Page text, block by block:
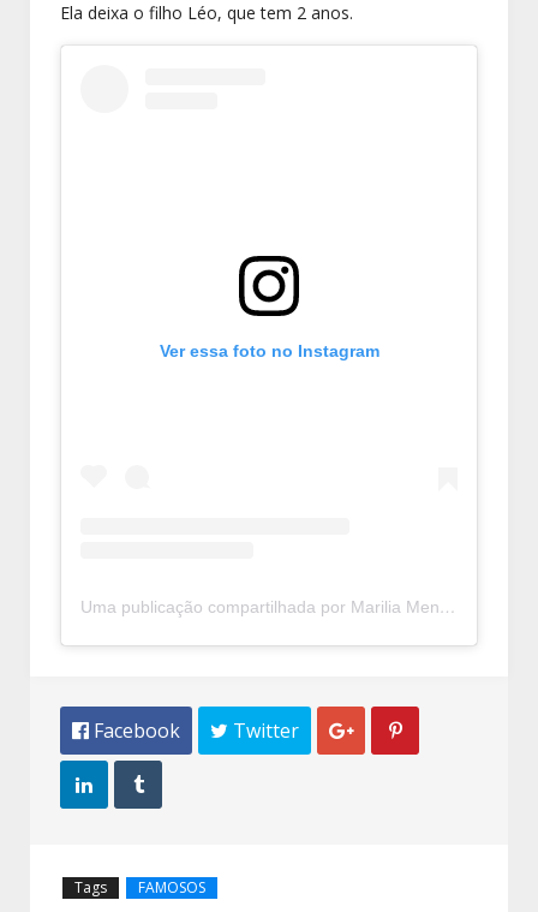
Ela deixa o filho Léo, que tem 2 anos.
Ver essa foto no Instagram
Uma publicação compartilhada por Marilia Mendonça (@mariliamendoncacantora)
 Facebook  Twitter  
 
Tags FAMOSOS